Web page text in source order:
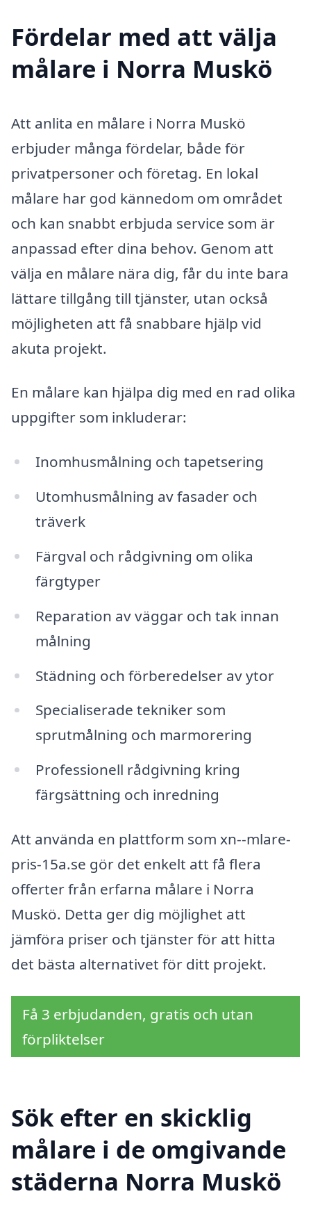
Fördelar med att välja
målare i Norra Muskö
Att anlita en målare i Norra Muskö
erbjuder många fördelar, både för
privatpersoner och företag. En lokal
målare har god kännedom om området
och kan snabbt erbjuda service som är
anpassad efter dina behov. Genom att
välja en målare nära dig, får du inte bara
lättare tillgång till tjänster, utan också
möjligheten att få snabbare hjälp vid
akuta projekt.
En målare kan hjälpa dig med en rad olika
uppgifter som inkluderar:
Inomhusmålning och tapetsering
Utomhusmålning av fasader och
träverk
Färgval och rådgivning om olika
färgtyper
Reparation av väggar och tak innan
målning
Städning och förberedelser av ytor
Specialiserade tekniker som
sprutmålning och marmorering
Professionell rådgivning kring
färgsättning och inredning
Att använda en plattform som xn--mlare-
pris-15a.se gör det enkelt att få flera
offerter från erfarna målare i Norra
Muskö. Detta ger dig möjlighet att
jämföra priser och tjänster för att hitta
det bästa alternativet för ditt projekt.
Få 3 erbjudanden, gratis och utan
förpliktelser
Sök efter en skicklig
målare i de omgivande
städerna Norra Muskö